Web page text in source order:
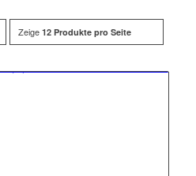
Zeige 12 Produkte pro Seite